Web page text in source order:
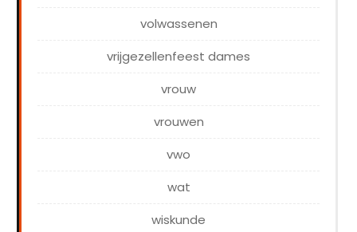
volwassenen
vrijgezellenfeest dames
vrouw
vrouwen
vwo
wat
wiskunde